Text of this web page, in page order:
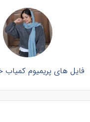
فایل های پریمیوم